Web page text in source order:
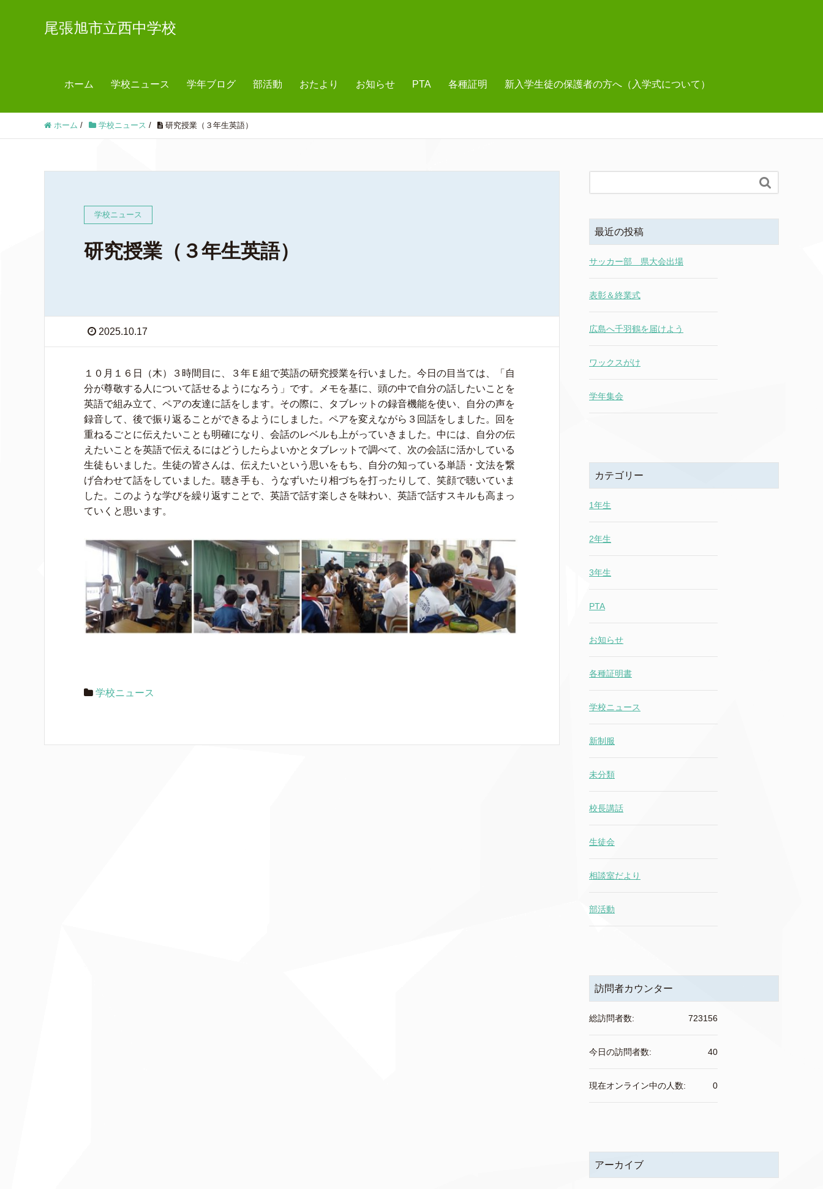
尾張旭市立西中学校
ホーム 学校ニュース 学年ブログ 部活動 おたより お知らせ PTA 各種証明 新入学生徒の保護者の方へ（入学式について）
ホーム / 学校ニュース / 研究授業（３年生英語）
学校ニュース
研究授業（３年生英語）
2025.10.17
１０月１６日（木）３時間目に、３年Ｅ組で英語の研究授業を行いました。今日の目当ては、「自
分が尊敬する人について話せるようになろう」です。メモを基に、頭の中で自分の話したいことを
英語で組み立て、ペアの友達に話をします。その際に、タブレットの録音機能を使い、自分の声を
録音して、後で振り返ることができるようにしました。ペアを変えながら３回話をしました。回を
重ねるごとに伝えたいことも明確になり、会話のレベルも上がっていきました。中には、自分の伝
えたいことを英語で伝えるにはどうしたらよいかとタブレットで調べて、次の会話に活かしている
生徒もいました。生徒の皆さんは、伝えたいという思いをもち、自分の知っている単語・文法を繋
げ合わせて話をしていました。聴き手も、うなずいたり相づちを打ったりして、笑顔で聴いていま
した。このような学びを繰り返すことで、英語で話す楽しさを味わい、英語で話すスキルも高まっ
ていくと思います。
学校ニュース

最近の投稿
サッカー部 県大会出場
表彰＆終業式
広島へ千羽鶴を届けよう
ワックスがけ
学年集会
カテゴリー
1年生
2年生
3年生
PTA
お知らせ
各種証明書
学校ニュース
新制服
未分類
校長講話
生徒会
相談室だより
部活動
訪問者カウンター
723156
総訪問者数:
40
今日の訪問者数:
0
現在オンライン中の人数:
アーカイブ